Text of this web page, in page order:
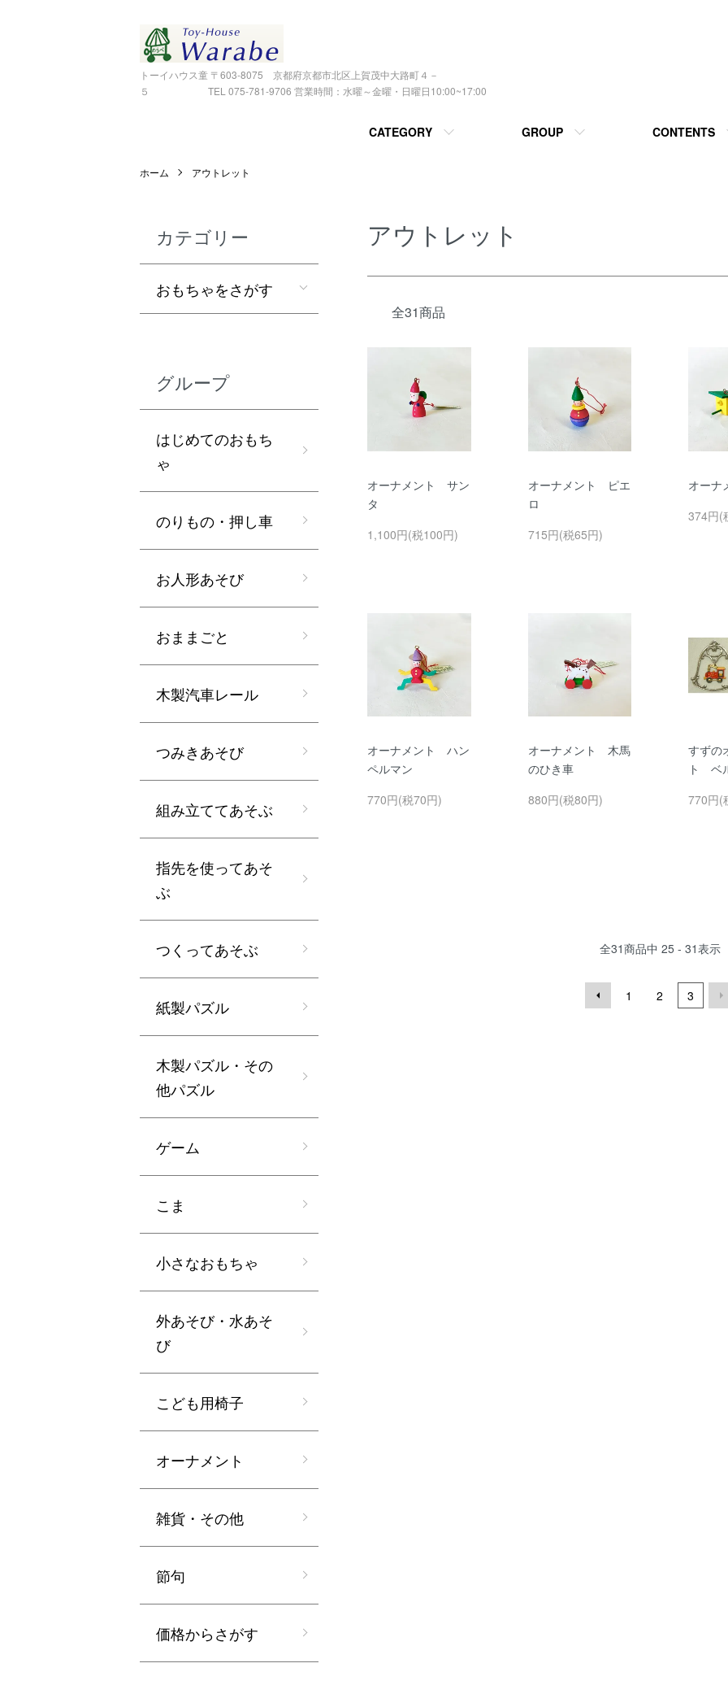
トーイハウス童 〒603-8075 京都府京都市北区上賀茂中大路町４－
５ TEL 075-781-9706 営業時間：水曜～金曜・日曜日10:00~17:00
CATEGORY GROUP CONTENTS
ホーム アウトレット
アウトレット
全31商品
オーナメント サン
タ
1,100円(税100円)
オーナメント ピエ
ロ
715円(税65円)
オー
374円(
オーナメント ハン
ペルマン
770円(税70円)
オーナメント 木馬
のひき車
880円(税80円)
すずの
ト ベ
770円(
全31商品中 25 - 31表示
1 2 3
カテゴリー
おもちゃをさがす
グループ
はじめてのおもち
ゃ
のりもの・押し車
お人形あそび
おままごと
木製汽車レール
つみきあそび
組み立ててあそぶ
指先を使ってあそ
ぶ
つくってあそぶ
紙製パズル
木製パズル・その
他パズル
ゲーム
こま
小さなおもちゃ
外あそび・水あそ
び
こども用椅子
オーナメント
雑貨・その他
節句
価格からさがす